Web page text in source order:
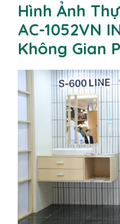
Hình Ảnh
AC-1052VN
Không Gian